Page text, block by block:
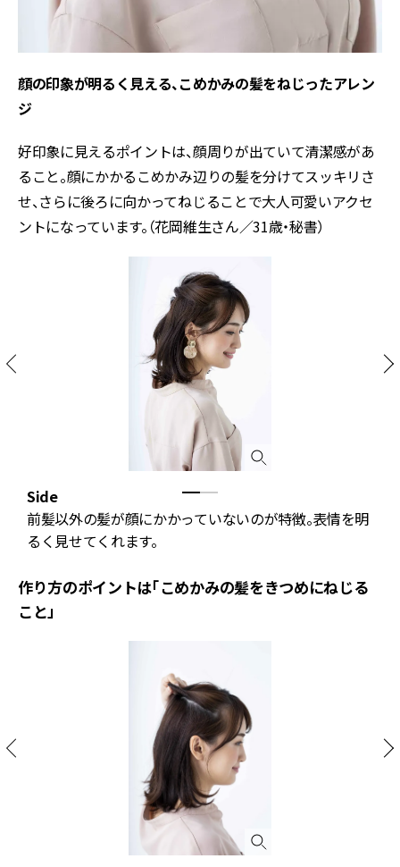
顔の印象が明るく見える、こめかみの髪をねじったアレン
ジ
好印象に見えるポイントは、顔周りが出ていて清潔感があ
ること。顔にかかるこめかみ辺りの髪を分けてスッキリさ
せ、さらに後ろに向かってねじることで大人可愛いアクセ
ントになっています。（花岡維生さん／31歳・秘書）
Side
前髪以外の髪が顔にかかっていないのが特徴。表情を明
るく見せてくれます。
作り方のポイントは「こめかみの髪をきつめにねじる
こと」